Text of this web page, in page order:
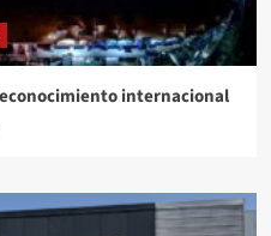
internacional